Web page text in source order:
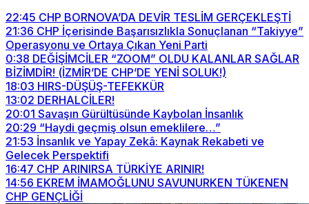
22:45 CHP BORNOVA’DA DEVİR TESLİM GERÇEKLEŞTİ
21:36 CHP İçerisinde Başarısızlıkla Sonuçlanan “Takiyye”
Operasyonu ve Ortaya Çıkan Yeni Parti
0:38 DEĞİŞİMCİLER “ZOOM” OLDU KALANLAR SAĞLAR
BİZİMDİR! (İZMİR’DE CHP’DE YENİ SOLUK!)
18:03 HIRS-DÜŞÜŞ-TEFEKKÜR
13:02 DERHALCİLER!
20:01 Savaşın Gürültüsünde Kaybolan İnsanlık
20:29 “Haydi geçmiş olsun emeklilere…”
21:53 İnsanlık ve Yapay Zekâ: Kaynak Rekabeti ve
Gelecek Perspektifi
16:47 CHP ARINIRSA TÜRKİYE ARINIR!
14:56 EKREM İMAMOĞLUNU SAVUNURKEN TÜKENEN
CHP GENÇLİĞİ